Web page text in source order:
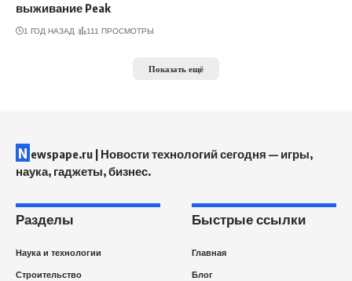
выживание Peak
1 ГОД НАЗАД 111 ПРОСМОТРЫ
Показать ещё
N ewspape.ru | Новости технологий сегодня — игры,
наука, гаджеты, бизнес.
Разделы
Наука и технологии
Строительство
Быстрые ссылки
Главная
Блог